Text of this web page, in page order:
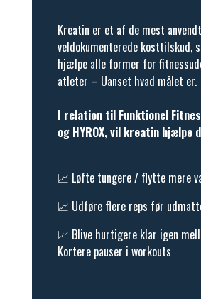
Kreatin er et af de mest
veldokumenterede kosttilskud,
hjælpe alle former for
atleter – Uanset hvad målet er.
I relation til Funktionel
og HYROX, vil kreatin hjælpe
📈 Løfte tungere / flytte mere
📈 Udføre flere reps før
📈 Blive hurtigere klar igen
Kortere pauser i workouts